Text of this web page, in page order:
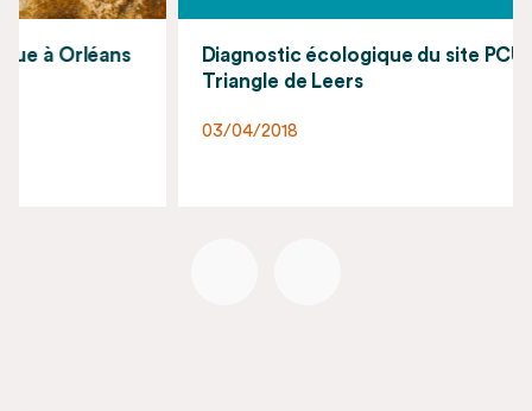
Diagnostic écologique du site PCUK et du